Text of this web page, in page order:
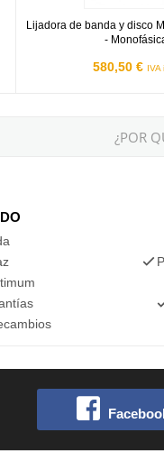
Lijadora de banda y disco
-
580,50 € IVA
¿POR